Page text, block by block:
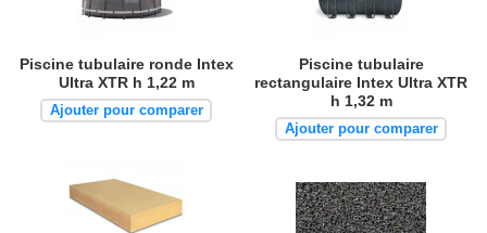
Piscine tubulaire ronde Intex
Ultra XTR h 1,22 m
Ajouter pour comparer
Piscine tubulaire
rectangulaire Intex Ultra XTR
h 1,32 m
Ajouter pour comparer